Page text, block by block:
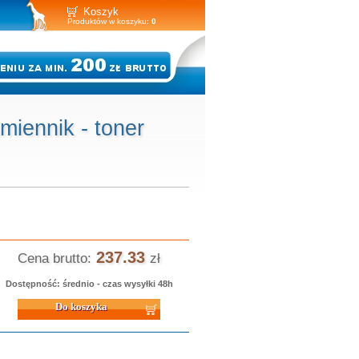
Koszyk
Produktów w koszyku: 0
- toner
Cena brutto: 237.33 zł
Dostępność: średnio - czas wysyłki 48h
koszyka